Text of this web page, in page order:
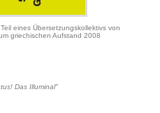
eines Übersetzungskollektivs von
griechischen Aufstand 2008
Das Illuminal"